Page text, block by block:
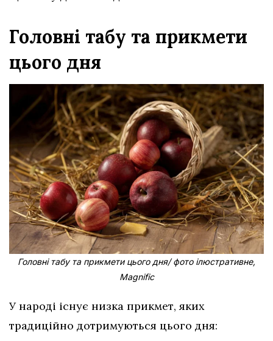
Головні табу та прикмети
цього дня
Головні табу та прикмети цього дня/ фото ілюстративне,
Magnific
У народі існує низка прикмет, яких
традиційно дотримуються цього дня: